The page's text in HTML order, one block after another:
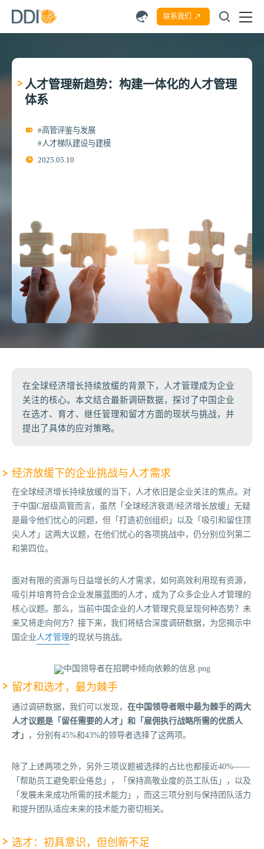
联系我们
人才管理新趋势：构建一体化的人才管理
体系
#高管评鉴与发展
#人才梯队建设与建模
2025.05.10
在全球经济增长持续放缓的背景下，人才管理成为企业
关注的核心。本文结合最新调研数据，探讨了中国企业
在选才、育才、继任管理和留才方面的现状与挑战，并
提出了具体的应对策略。
经济放缓下的企业挑战与人才需求
在全球经济增长持续放缓的当下，人才依旧是企业关注的焦点。对
于中国C层级高管而言，虽然「全球经济衰退/经济增长放缓」无疑
是最令他们忧心的问题，但「打造初创组织」以及「吸引和留住顶
尖人才」这两大议题，在他们忧心的各项挑战中，仍分别位列第二
和第四位。
面对有限的资源与日益增长的人才需求，如何高效利用现有资源，
吸引并培育符合企业发展蓝图的人才，成为了众多企业人才管理的
核心议题。那么，当前中国企业的人才管理究竟呈现何种态势？未
来又将走向何方？接下来，我们将结合深度调研数据，为您揭示中
国企业 人才管理的现状与挑战。
留才和选才，最为棘手
通过调研数据，我们可以发现， 在中国领导者眼中最为棘手的两大
人才议题是「留任需要的人才」和「雇佣执行战略所需的优质人
才」
，分别有45%和43%的领导者选择了这两项。
除了上述两项之外，另外三项议题被选择的占比也都接近40%——
「帮助员工避免职业倦怠」，「保持高敬业度的员工队伍」，以及
「发展未来成功所需的技术能力」，而这三项分别与保持团队活力
和提升团队适应未来的技术能力密切相关。
选才：初具意识，但创新不足